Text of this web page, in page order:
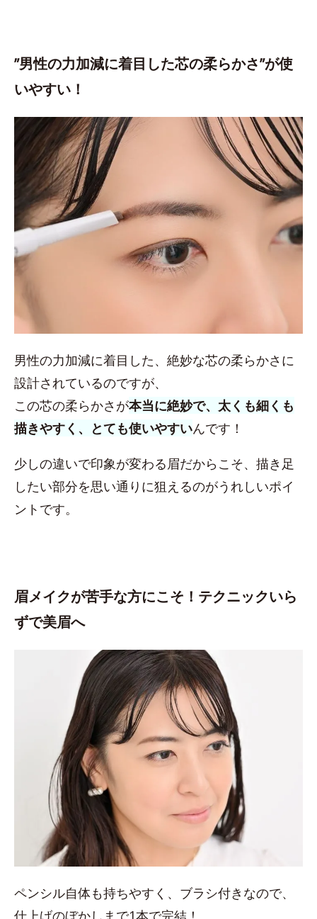
”男性の力加減に着目した芯の柔らかさ”が使
いやすい！
男性の力加減に着目した、絶妙な芯の柔らかさに
設計されているのですが、
この芯の柔らかさが本当に絶妙で、太くも細くも
描きやすく、とても使いやすいんです！
少しの違いで印象が変わる眉だからこそ、描き足
したい部分を思い通りに狙えるのがうれしいポイ
ントです。
眉メイクが苦手な方にこそ！テクニックいら
ずで美眉へ
ペンシル自体も持ちやすく、ブラシ付きなので、